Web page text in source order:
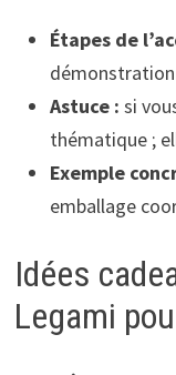
Étapes de
Astuce : si
thématique ;
Exemple
emballage
Idées
Legami